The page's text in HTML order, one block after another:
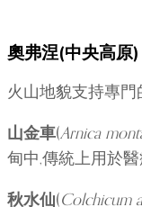
奧弗涅(中央高原)
火山地貌支持專門
山金車(Arnica
甸中,傳統上用於醫
秋水仙 (Colchicum